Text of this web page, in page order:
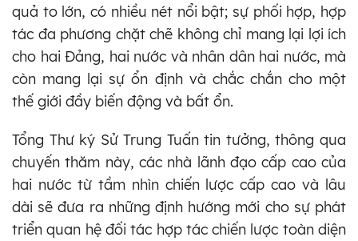
quả to lớn, có nhiều nét nổi bật; sự phối hợp, hợp
tác đa phương chặt chẽ không chỉ mang lại lợi ích
cho hai Đảng, hai nước và nhân dân hai nước, mà
còn mang lại sự ổn định và chắc chắn cho một
thế giới đầy biến động và bất ổn.
Tổng Thư ký Sử Trung Tuấn tin tưởng, thông qua
chuyến thăm này, các nhà lãnh đạo cấp cao của
hai nước từ tầm nhìn chiến lược cấp cao và lâu
dài sẽ đưa ra những định hướng mới cho sự phát
triển quan hệ đối tác hợp tác chiến lược toàn diện